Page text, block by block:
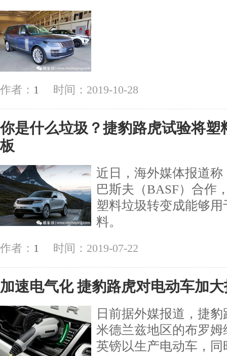
作者： 1 时间：2019-10-28
你是什么垃圾？捷豹路虎试验将塑
板
近日，海外媒体报道
巴斯夫（BASF）合作
塑料垃圾转变成能够
料。
作者： 1 时间：2019-07-22
加速电气化 捷豹路虎对电动车加
日前据外媒报道，捷
米德兰兹地区的布罗
英镑以生产电动车，